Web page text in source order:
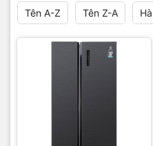
Tên A-Z Tên Z-A